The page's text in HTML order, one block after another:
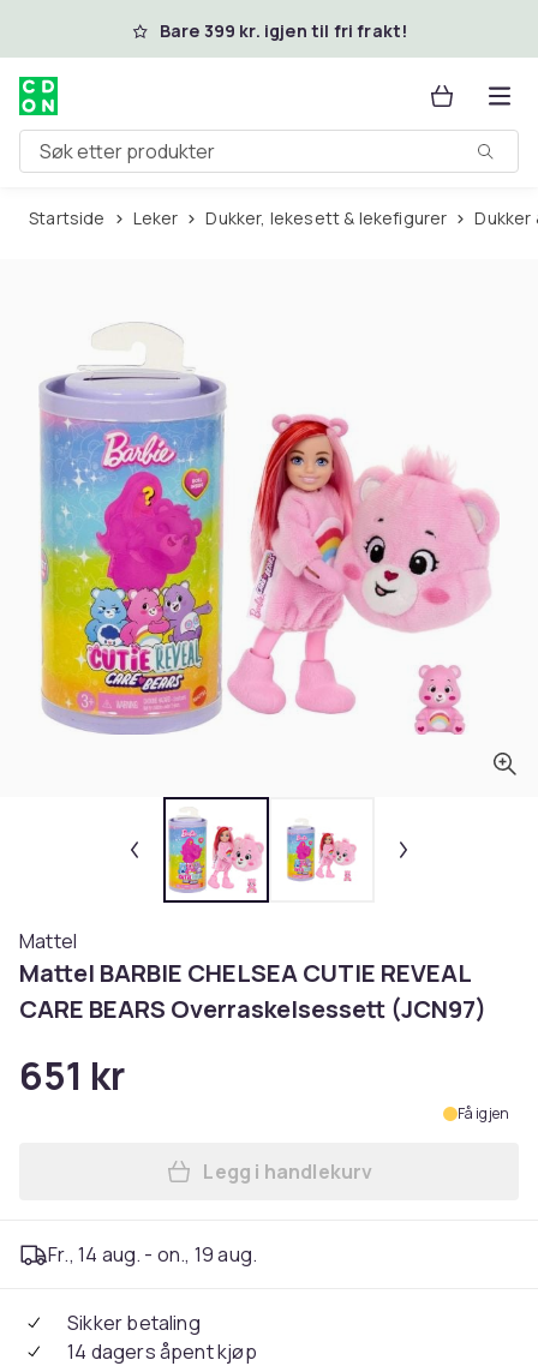
Hopp til hovedinnholdBare 399 kr. igjen til fri frakt!
Søk etter produkter
Startside Leker Dukker, lekesett & lekefigurer
Mattel
Mattel BARBIE CHELSEA CUTIE REVEAL
CARE BEARS Overraskelsessett (JCN97)
651 kr
Få igjen
Legg Mattel BARBIE
Legg i handlekurv
Fr., 14 aug. - on., 19 aug.
Sikker betaling
14 dagers åpent kjøp